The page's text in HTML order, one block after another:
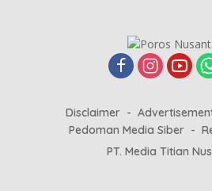
Disclaimer
Pedoman Media Siber
PT. Media Titian